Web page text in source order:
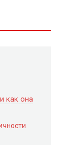
как она